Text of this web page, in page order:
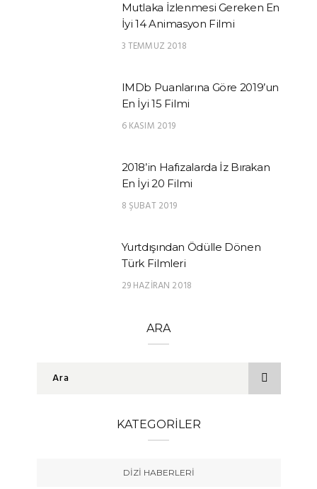
Mutlaka İzlenmesi Gereken En
İyi 14 Animasyon Filmi
3 TEMMUZ 2018
IMDb Puanlarına Göre 2019’un
En İyi 15 Filmi
6 KASIM 2019
2018’in Hafızalarda İz Bırakan
En İyi 20 Filmi
8 ŞUBAT 2019
Yurtdışından Ödülle Dönen
Türk Filmleri
29 HAZIRAN 2018
ARA
KATEGORILER
DIZI HABERLERI